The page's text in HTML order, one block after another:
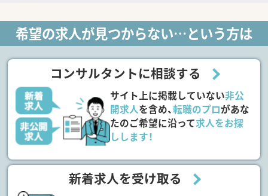
希望の求人が見つからない…という方は
コンサルタントに相談する
サイト上に掲載していない非公
開求人を含め、転職のプロがあな
たのご希望に沿って求人をお探
しします！
新着求人を受け取る